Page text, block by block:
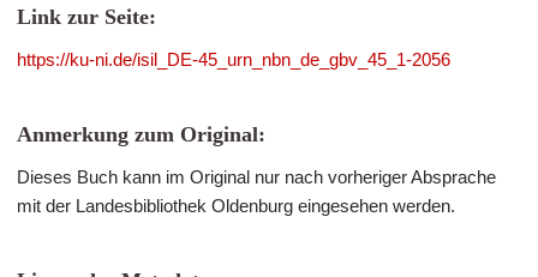
Link zur Seite:
https://ku-ni.de/isil_DE-45_urn_nbn_de_gbv_45_1-2056
Anmerkung zum Original:
Dieses Buch kann im Original nur nach vorheriger Absprache
mit der Landesbibliothek Oldenburg eingesehen werden.